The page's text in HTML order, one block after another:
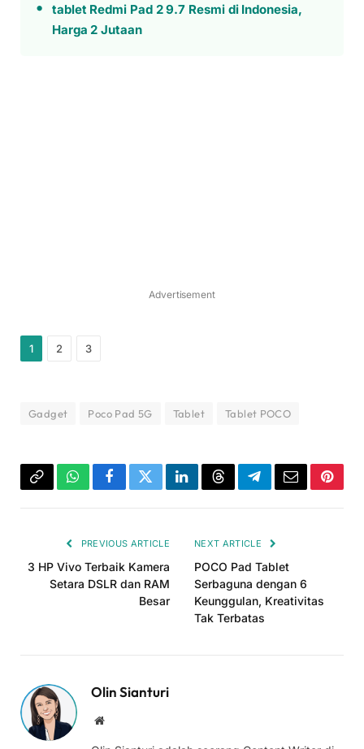
tablet Redmi Pad 2 9.7 Resmi di Indonesia,
Harga 2 Jutaan
Advertisement
1 2 3
Gadget Poco Pad 5G Tablet Tablet POCO
Copy WhatsAppFacebookTwitterLinkedInThreadsTelegramEmail
PREVIOUS ARTICLE
3 HP Vivo Terbaik Kamera
Setara DSLR dan RAM
Besar
NEXT ARTICLE
POCO Pad Tablet
Serbaguna dengan 6
Keunggulan, Kreativitas
Tak Terbatas
Olin Sianturi
Website